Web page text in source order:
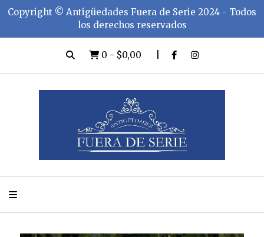
Copyright ©️ Antigüedades Fuera de Serie 2024 - Todos
los derechos reservados
0 - $0,00